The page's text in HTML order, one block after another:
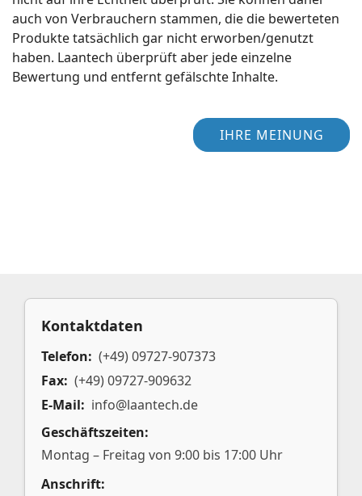
auch von Verbrauchern stammen, die die bewerteten
Produkte tatsächlich gar nicht erworben/genutzt
haben. Laantech überprüft aber jede einzelne
Bewertung und entfernt gefälschte Inhalte.
IHRE MEINUNG
Kontaktdaten
Telefon: (+49) 09727-907373
Fax: (+49) 09727-909632
E-Mail: info@laantech.de
Geschäftszeiten:
Montag – Freitag von 9:00 bis 17:00 Uhr
Anschrift: